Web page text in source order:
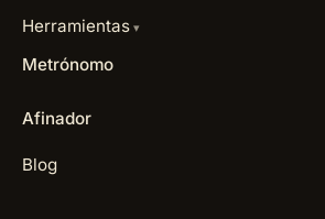
Herramientas
Metrónomo
Afinador
Blog